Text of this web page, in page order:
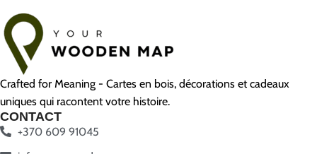
Crafted for Meaning - Cartes en bois, décorations et cadeaux
uniques qui racontent votre histoire.
CONTACT
+370 609 91045